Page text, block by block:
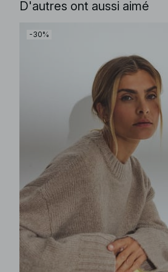
D'autres ont aussi aimé
-30%